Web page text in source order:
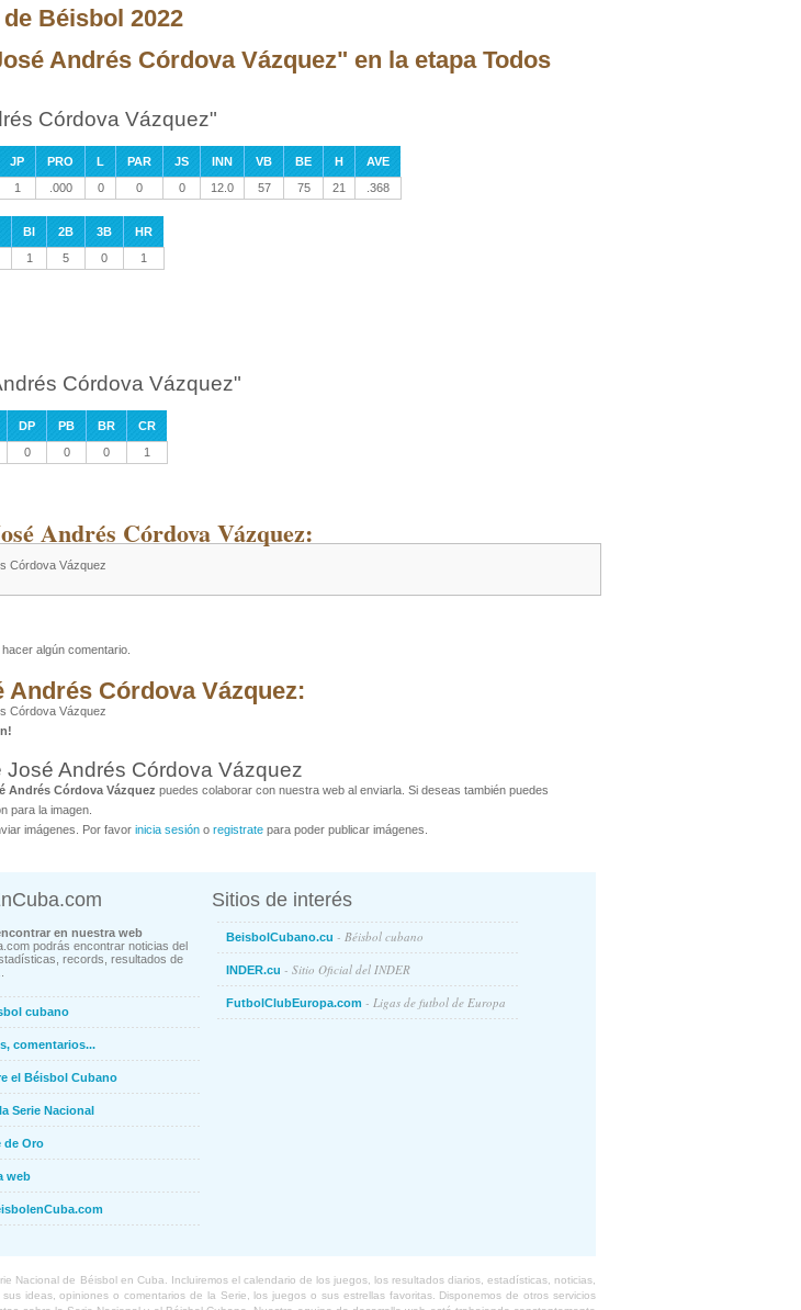
Béisbol 2022
Andrés Córdova Vázquez" en la etapa Todos
Córdova Vázquez"
JP PRO L PAR JS INN VB BE H
AVE
1 .000 0 0 0 12.0 57 75 21 .368
BI 2B 3B
HR
1 5 0 1
Córdova Vázquez"
DP PB BR
CR
0 0 0 1
Andrés Córdova Vázquez:
Córdova Vázquez
algún comentario.
Andrés Córdova Vázquez:
Córdova Vázquez
Andrés Córdova Vázquez
Andrés Córdova Vázquez puedes colaborar con nuestra web al enviarla. Si deseas también puedes
para la imagen.
imágenes. Por favor inicia sesión o registrate para poder publicar imágenes.
en nuestra web
podrás encontrar noticias del
records, resultados de
cubano
comentarios...
el Béisbol Cubano
Serie Nacional
de Oro
web
Sitios de interés
BeisbolCubano.cu - Béisbol cubano
INDER.cu - Sitio Oficial del INDER
FutbolClubEuropa.com - Ligas de futbol de Europa
Nacional de Béisbol en Cuba. Incluiremos el calendario de los juegos, los resultados diarios, estadísticas, noticias,
ideas, opiniones o comentarios de la Serie, los juegos o sus estrellas favoritas. Disponemos de otros servicios